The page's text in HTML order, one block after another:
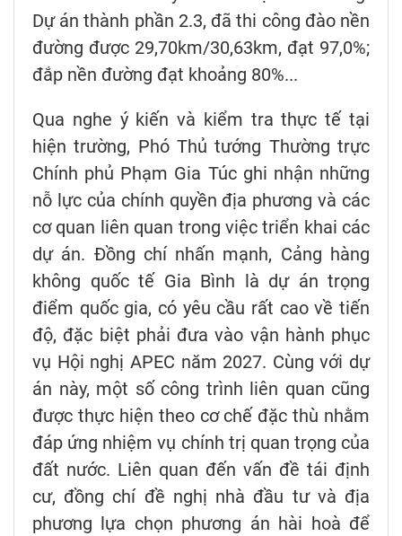
Dự án thành phần 2.3, đã thi công đào nền
đường được 29,70km/30,63km, đạt 97,0%;
đắp nền đường đạt khoảng 80%...
Qua nghe ý kiến và kiểm tra thực tế tại
hiện trường, Phó Thủ tướng Thường trực
Chính phủ Phạm Gia Túc ghi nhận những
nỗ lực của chính quyền địa phương và các
cơ quan liên quan trong việc triển khai các
dự án. Đồng chí nhấn mạnh, Cảng hàng
không quốc tế Gia Bình là dự án trọng
điểm quốc gia, có yêu cầu rất cao về tiến
độ, đặc biệt phải đưa vào vận hành phục
vụ Hội nghị APEC năm 2027. Cùng với dự
án này, một số công trình liên quan cũng
được thực hiện theo cơ chế đặc thù nhằm
đáp ứng nhiệm vụ chính trị quan trọng của
đất nước. Liên quan đến vấn đề tái định
cư, đồng chí đề nghị nhà đầu tư và địa
phương lựa chọn phương án hài hoà để